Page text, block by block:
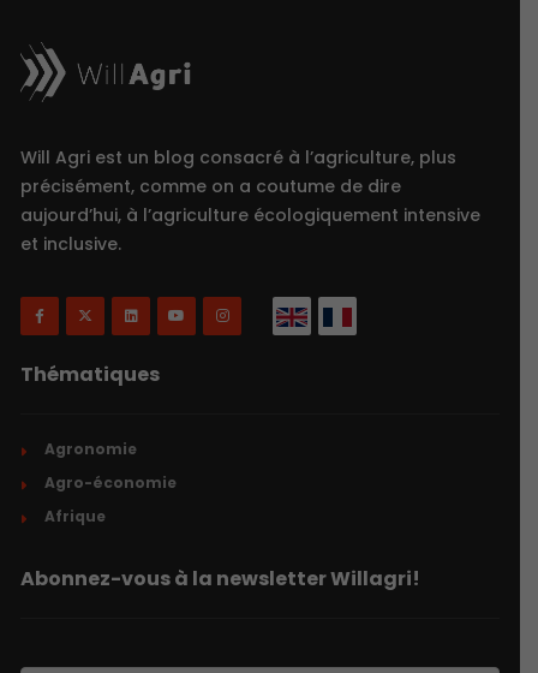
Will Agri est un blog consacré à l’agriculture, plus
précisément, comme on a coutume de dire
aujourd’hui, à l’agriculture écologiquement intensive
et inclusive.
Thématiques
Agronomie
Agro-économie
Afrique
Abonnez-vous à la newsletter Willagri!